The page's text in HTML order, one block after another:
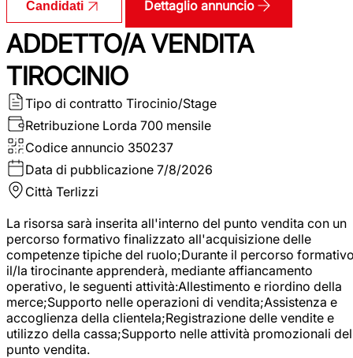
Candidati Dettaglio annuncio
ADDETTO/A VENDITA
TIROCINIO
Tipo di contratto Tirocinio/Stage
Retribuzione Lorda 700 mensile
Codice annuncio 350237
Data di pubblicazione 7/8/2026
Città Terlizzi
La risorsa sarà inserita all'interno del punto vendita con un
percorso formativo finalizzato all'acquisizione delle
competenze tipiche del ruolo;Durante il percorso
il/la tirocinante apprenderà, mediante affiancamento
operativo, le seguenti attività:Allestimento e riordino della
merce;Supporto nelle operazioni di vendita;Assistenza e
accoglienza della clientela;Registrazione delle vendite e
utilizzo della cassa;Supporto nelle attività promozionali del
punto vendita.